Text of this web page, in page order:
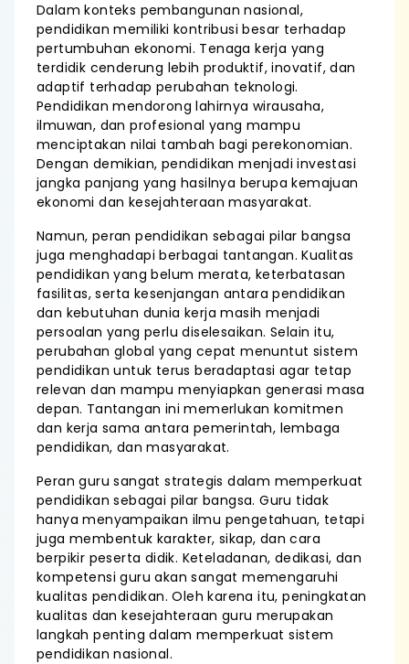
Dalam konteks pembangunan nasional,
pendidikan memiliki kontribusi besar terhadap
pertumbuhan ekonomi. Tenaga kerja yang
terdidik cenderung lebih produktif, inovatif, dan
adaptif terhadap perubahan teknologi.
Pendidikan mendorong lahirnya wirausaha,
ilmuwan, dan profesional yang mampu
menciptakan nilai tambah bagi perekonomian.
Dengan demikian, pendidikan menjadi investasi
jangka panjang yang hasilnya berupa kemajuan
ekonomi dan kesejahteraan masyarakat.
Namun, peran pendidikan sebagai pilar bangsa
juga menghadapi berbagai tantangan. Kualitas
pendidikan yang belum merata, keterbatasan
fasilitas, serta kesenjangan antara pendidikan
dan kebutuhan dunia kerja masih menjadi
persoalan yang perlu diselesaikan. Selain itu,
perubahan global yang cepat menuntut sistem
pendidikan untuk terus beradaptasi agar tetap
relevan dan mampu menyiapkan generasi masa
depan. Tantangan ini memerlukan komitmen
dan kerja sama antara pemerintah, lembaga
pendidikan, dan masyarakat.
Peran guru sangat strategis dalam memperkuat
pendidikan sebagai pilar bangsa. Guru tidak
hanya menyampaikan ilmu pengetahuan, tetapi
juga membentuk karakter, sikap, dan cara
berpikir peserta didik. Keteladanan, dedikasi, dan
kompetensi guru akan sangat memengaruhi
kualitas pendidikan. Oleh karena itu, peningkatan
kualitas dan kesejahteraan guru merupakan
langkah penting dalam memperkuat sistem
pendidikan nasional.